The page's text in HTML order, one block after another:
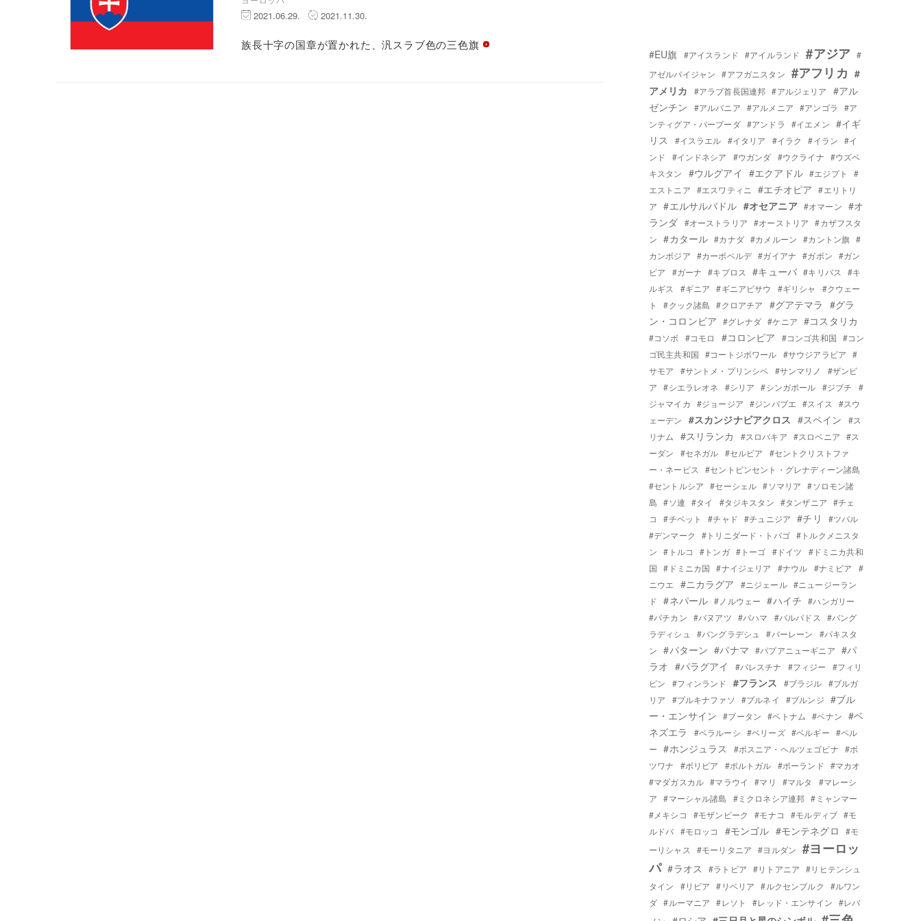
2021.06.29. 2021.11.30.
族長十字の国章が置かれた、汎スラブ色の三色旗
#EU旗 #アイスランド #アイルランド #アジア #
アゼルバイジャン
#アフガニスタン #アフリカ #
アメリカ
#アラブ首長国連邦 #アルジェリア
#アル
ゼンチン
#アルバニア #アルメニア #アンゴラ
#ア
ンティグア・バーブーダ #アンドラ #イエメン #イギ
リス
#イスラエル #イタリア #イラク #イラン
#イ
ンド
#インドネシア #ウガンダ #ウクライナ #ウズベ
キスタン
#ウルグアイ #エクアドル #エジプト
#
エストニア #エスワティニ #エチオピア
#エリトリ
ア
#エルサルバドル #オセアニア #オマーン #オ
ランダ #オーストラリア #オーストリア
#カザフスタ
ン
#カタール #カナダ #カメルーン #カントン旗 #
カンボジア #カーボベルデ #ガイアナ #ガボン #ガン
ビア
#ガーナ #キプロス #キューバ #キリバス
#キ
ルギス
#ギニア #ギニアビサウ #ギリシャ
#クウェー
ト
#クック諸島 #クロアチア #グアテマラ #グラ
ン・コロンビア
#グレナダ #ケニア #コスタリカ
#コソボ #コモロ #コロンビア #コンゴ共和国 #コン
ゴ民主共和国 #コートジボワール #サウジアラビア
#
サモア
#サントメ・プリンシペ #サンマリノ
#ザンビ
ア
#シエラレオネ #シリア #シンガポール #ジブチ
#
ジャマイカ
#ジョージア #ジンバブエ #スイス
#スウ
ェーデン
#スカンジナビアクロス #スペイン
#ス
リナム
#スリランカ #スロバキア #スロベニア #ス
ーダン
#セネガル #セルビア
#セントクリストファ
ー・ネービス
#セントビンセント・グレナディーン諸島
#セントルシア
#セーシェル #ソマリア
#ソロモン諸
島
#ソ連 #タイ #タジキスタン #タンザニア #チェ
コ
#チベット #チャド #チュニジア #チリ
#ツバル
#デンマーク
#トリニダード・トバゴ #トルクメニスタ
ン
#トルコ #トンガ #トーゴ #ドイツ
#ドミニカ共和
国
#ドミニカ国 #ナイジェリア #ナウル #ナミビア
#
ニウエ
#ニカラグア #ニジェール #ニュージーラン
ド
#ネパール #ノルウェー #ハイチ
#ハンガリー
#バチカン #バヌアツ #バハマ #バルバドス
#バング
ラディシュ
#バングラデシュ #バーレーン
#パキスタ
ン
#パターン #パナマ #パプアニューギニア #パ
ラオ #パラグアイ #パレスチナ #フィジー
#フィリ
ピン
#フィンランド #フランス #ブラジル #ブルガ
リア
#ブルキナファソ #ブルネイ #ブルンジ #ブル
ー・エンサイン
#ブータン #ベトナム #ベナン #ベ
ネズエラ
#ベラルーシ #ベリーズ #ベルギー #ペル
ー
#ホンジュラス #ボスニア・ヘルツェゴビナ #ボ
ツワナ
#ボリビア #ポルトガル #ポーランド #マカオ
#マダガスカル #マラウイ #マリ #マルタ
#マレーシ
ア
#マーシャル諸島 #ミクロネシア連邦 #ミャンマー
#メキシコ
#モザンビーク #モナコ #モルディブ #モ
ルドバ #モロッコ #モンゴル #モンテネグロ
#モ
ーリシャス
#モーリタニア #ヨルダン
#ヨーロッ
パ #ラオス #ラトビア #リトアニア
#リヒテンシュ
タイン
#リビア #リベリア #ルクセンブルク
#ルワン
ダ #ルーマニア #レソト #レッド・エンサイン #レバ